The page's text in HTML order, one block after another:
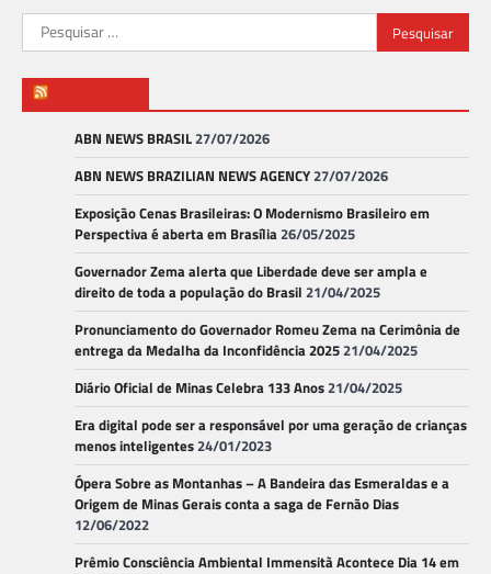
Pesquisar
por:
ABN NEWS BRASIL27/07/2026
ABN NEWS BRAZILIAN NEWS AGENCY27/07/2026
Exposição Cenas Brasileiras: O Modernismo Brasileiro em
Perspectiva é aberta em Brasília26/05/2025
Governador Zema alerta que Liberdade deve ser ampla e
direito de toda a população do Brasil 21/04/2025
Pronunciamento do Governador Romeu Zema na Cerimônia de
entrega da Medalha da Inconfidência 202521/04/2025
Diário Oficial de Minas Celebra 133 Anos21/04/2025
Era digital pode ser a responsável por uma geração de crianças
menos inteligentes24/01/2023
Ópera Sobre as Montanhas – A Bandeira das Esmeraldas e a
Origem de Minas Gerais conta a saga de Fernão Dias
12/06/2022
Prêmio Consciência Ambiental Immensità Acontece Dia 14 em